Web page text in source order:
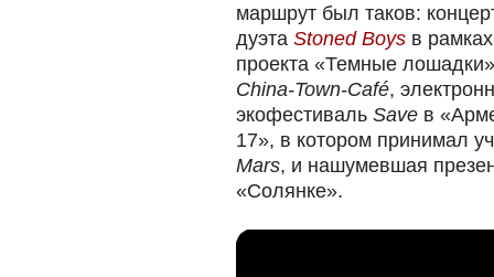
маршрут был таков:
дуэта Stoned Boys в рамках
проекта «Темные
China-Town-Café,
экофестиваль Save в
17», в котором принимал
Mars, и нашумевшая
«Солянке».